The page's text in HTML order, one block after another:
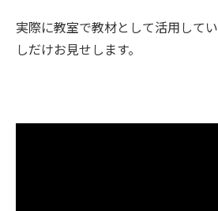
実際に教室で教材として活用して
しだけお見せします。